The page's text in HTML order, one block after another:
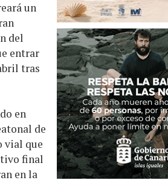
un
del
entrar
tras
en
de
vial que
final
en la